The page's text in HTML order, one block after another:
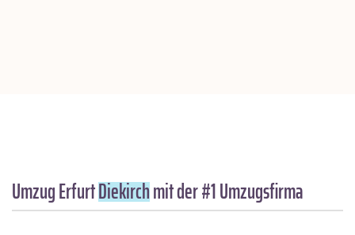
Umzug ErfurtDiekirchmit der #1 Umzugsfirma